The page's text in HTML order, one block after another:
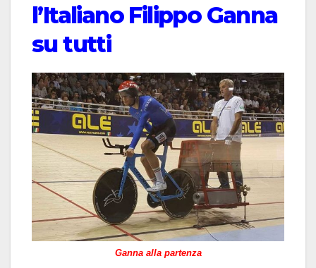
l’Italiano Filippo Ganna
su tutti
Ganna alla partenza